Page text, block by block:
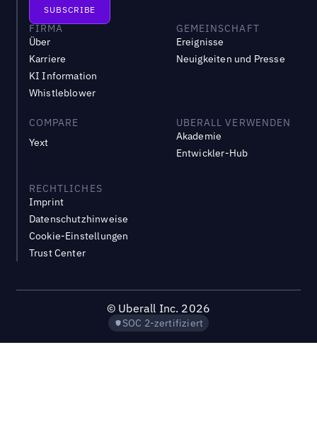
FIRMA
Über
Karriere
KI Information
Whistleblower
GEMEINSCHAFT
Ereignisse
Neuigkeiten und Presse
COMPARE
Yext
UBERALL VERWENDEN
Akademie
Entwickler-Hub
RECHTLICHES
Imprint
Datenschutzhinweise
Cookie-Einstellungen
Trust Center
© Uberall Inc. 2026
SOC 2-zertifiziert